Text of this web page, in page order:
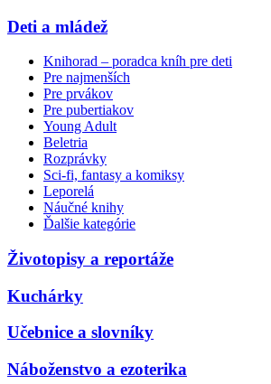
Deti a mládež
Knihorad – poradca kníh pre deti
Pre najmenších
Pre prvákov
Pre pubertiakov
Young Adult
Beletria
Rozprávky
Sci-fi, fantasy a komiksy
Leporelá
Náučné knihy
Ďalšie kategórie
Životopisy a reportáže
Kuchárky
Učebnice a slovníky
Náboženstvo a ezoterika